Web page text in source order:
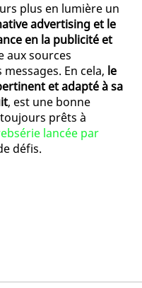
plus en lumière un
advertising et le
en la publicité et
aux sources
En cela, le
et adapté à sa
, est une bonne
prêts à
lancée par
défis.